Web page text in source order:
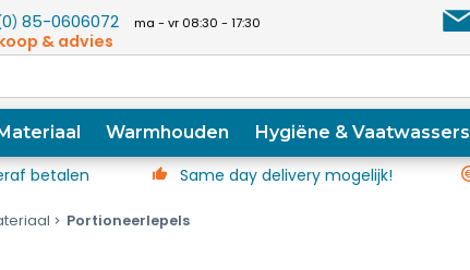
0) 85-0606072 ma - vr 08:30 - 17:30
& advies
Warmhouden Hygiëne & Vaatwassers
betalen Same day delivery mogelijk!
Portioneerlepels